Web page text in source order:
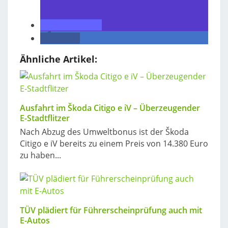
Ähnliche Artikel:
Ausfahrt im Škoda Citigo e iV – Überzeugender
E-Stadtflitzer
Nach Abzug des Umweltbonus ist der Škoda
Citigo e iV bereits zu einem Preis von 14.380 Euro
zu haben...
TÜV plädiert für Führerscheinprüfung auch mit
E-Autos